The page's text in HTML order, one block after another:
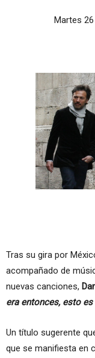
Martes
Tras su gira por
acompañado de
nuevas canciones,
era entonces, esto es
Un título sugerente
que se manifiesta en